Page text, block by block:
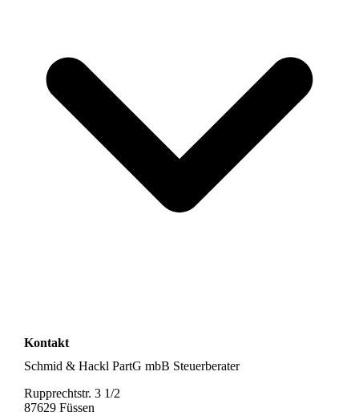
Kontakt
Schmid & Hackl PartG mbB Steuerberater
Rupprechtstr. 3 1/2
87629 Füssen